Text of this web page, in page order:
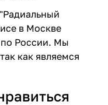
в Москве
России. Мы
как являемся